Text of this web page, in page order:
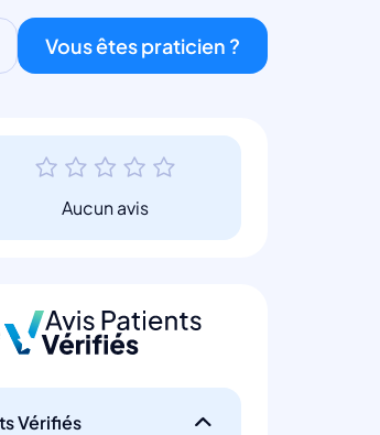
Vous êtes praticien ?
Aucun avis
Vérifiés